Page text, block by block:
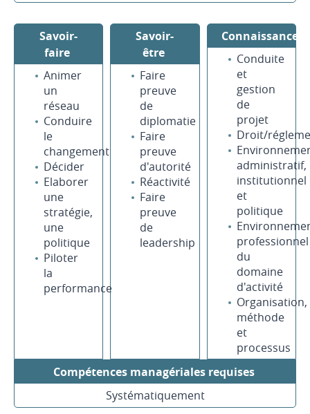
Savoir-
faire
Animer
un
réseau
Conduire
le
changement
Décider
Elaborer
une
stratégie,
une
politique
Piloter
la
performance
Savoir-
être
Faire
preuve
de
diplomatie
Faire
preuve
d'autorité
Réactivité
Faire
preuve
de
leadership
Connaissances
Conduite
et
gestion
de
projet
Droit/
administratif,
institutionnel
et
politique
professionnel
du
domaine
d'activité
Organisation,
méthode
et
processus
Compétences managériales requises
Systématiquement